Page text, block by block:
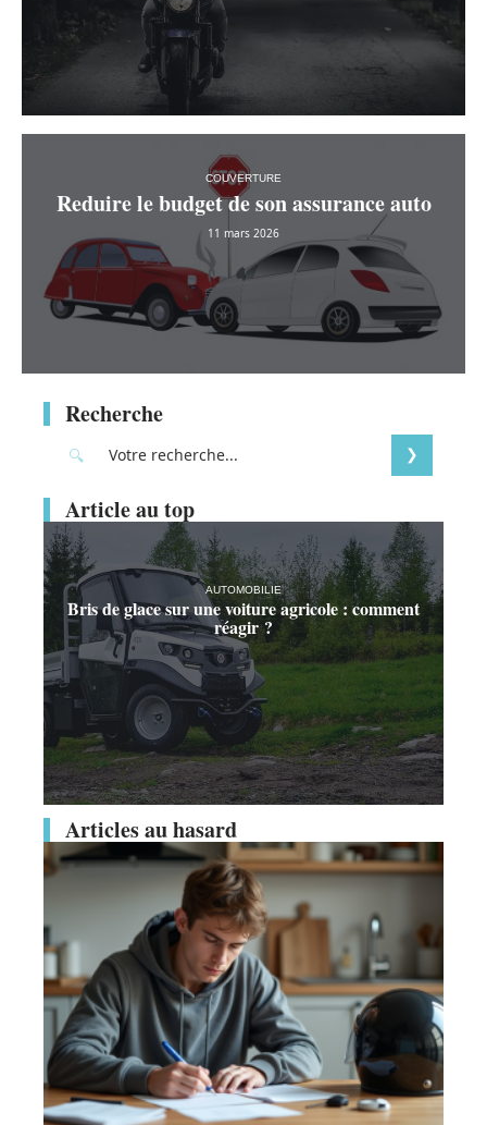
COUVERTURE
Reduire le budget de son assurance auto
11 mars 2026
Recherche
Article au top
AUTOMOBILIE
Bris de glace sur une voiture agricole : comment
réagir ?
Articles au hasard